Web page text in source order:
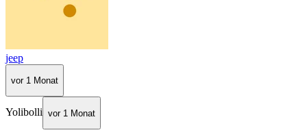
jeep
vor 1 Monat
Yolibolli vor 1 Monat